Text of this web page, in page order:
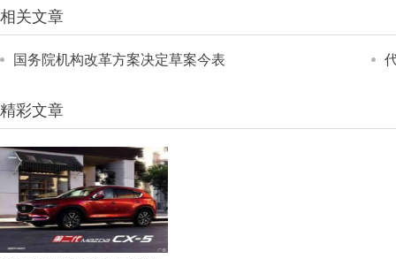
相关文章
国务院机构改革方案决定草案今表
精彩文章